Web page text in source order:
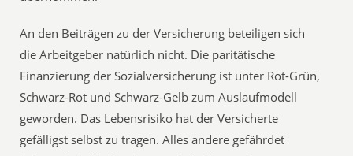
An den Beiträgen zu der Versicherung beteiligen sich
die Arbeitgeber natürlich nicht. Die paritätische
Finanzierung der Sozialversicherung ist unter Rot-Grün,
Schwarz-Rot und Schwarz-Gelb zum Auslaufmodell
geworden. Das Lebensrisiko hat der Versicherte
gefälligst selbst zu tragen. Alles andere gefährdet